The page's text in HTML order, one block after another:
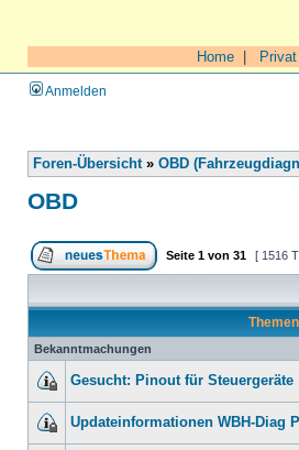
Home Privat
Anmelden
Foren-Übersicht» OBD
OBD
Seite 1 von 31 [ 1516
Themen
Bekanntmachungen
Gesucht: Pinout für Steuergeräte
Updateinformationen WBH-Diag